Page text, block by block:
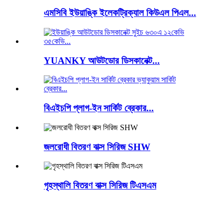
এমসিবি ইউয়াঙ্কি ইলেকট্রিক্যাল কিউএল পিএল...
YUANKY আউটডোর ডিসকানেক্ট...
বিএইচপি প্লাগ-ইন সার্কিট ব্রেকার...
জলরোধী বিতরণ বাক্স সিরিজ SHW
গৃহস্থালি বিতরণ বাক্স সিরিজ টিএসএম